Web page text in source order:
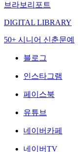
브라보리포트
DIGITAL LIBRARY
50+ 시니어 신춘문예
블로그
인스타그램
페이스북
유튜브
네이버카페
네이버TV